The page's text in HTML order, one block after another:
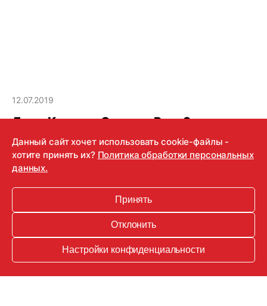
12.07.2019
Джим Керри в «Сиянии», Рене Зеллвегер в
новом трейлере «Джуди»
Это TOP-5 YouTube!
Данный сайт хочет использовать cookie-файлы -
хотите принять их? Политика обработки персональных
данных.
Принять
Отклонить
Настройки конфиденциальности